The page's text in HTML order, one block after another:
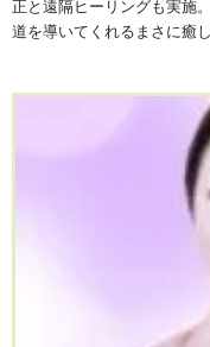
正と遠隔ヒーリングも実施
道を導いてくれるまさに癒